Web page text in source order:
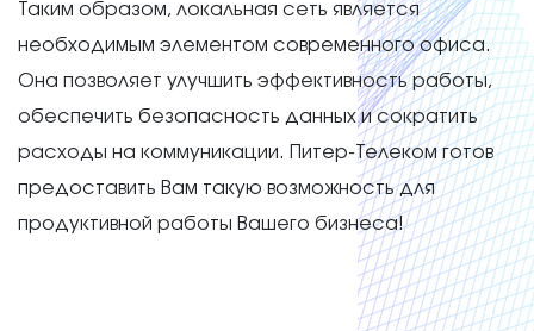
Таким образом, локальная сеть является
необходимым элементом современного офиса.
Она позволяет улучшить эффективность работы,
обеспечить безопасность данных и сократить
расходы на коммуникации. Питер-Телеком готов
предоставить Вам такую возможность для
продуктивной работы Вашего бизнеса!